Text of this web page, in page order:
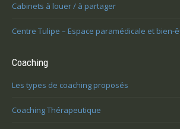
Cabinets à louer / à partager
Centre Tulipe – Espace paramédicale et bien-
Coaching
Les types de coaching proposés
Coaching Thérapeutique